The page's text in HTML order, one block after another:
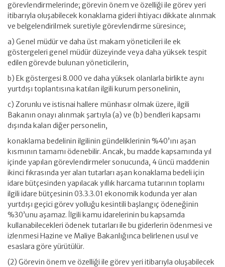
görevlendirmelerinde; görevin önem ve özelliği ile görev yeri
itibarıyla oluşabilecek konaklama gideri ihtiyacı dikkate alınmak
ve belgelendirilmek suretiyle görevlendirme süresince;
a) Genel müdür ve daha üst makam yöneticileri ile ek
göstergeleri genel müdür düzeyinde veya daha yüksek tespit
edilen görevde bulunan yöneticilerin,
b) Ek göstergesi 8.000 ve daha yüksek olanlarla birlikte aynı
yurtdışı toplantısına katılan ilgili kurum personelinin,
c) Zorunlu ve istisnai hallere münhasır olmak üzere, ilgili
Bakanın onayı alınmak şartıyla (a) ve (b) bendleri kapsamı
dışında kalan diğer personelin,
konaklama bedelinin ilgilinin gündeliklerinin %40’ını aşan
kısmının tamamı ödenebilir. Ancak, bu madde kapsamında yıl
içinde yapılan görevlendirmeler sonucunda, 4 üncü maddenin
ikinci fıkrasında yer alan tutarları aşan konaklama bedeli için
idare bütçesinden yapılacak yıllık harcama tutarının toplamı
ilgili idare bütçesinin 03.3.3.01 ekonomik kodunda yer alan
yurtdışı geçici görev yolluğu kesintili başlangıç ödeneğinin
%30’unu aşamaz. İlgili kamu idarelerinin bu kapsamda
kullanabilecekleri ödenek tutarları ile bu giderlerin ödenmesi ve
izlenmesi Hazine ve Maliye Bakanlığınca belirlenen usul ve
esaslara göre yürütülür.
(2) Görevin önem ve özelliği ile görev yeri itibarıyla oluşabilecek